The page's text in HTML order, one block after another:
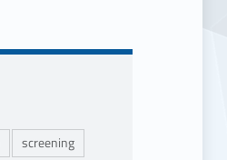
screening